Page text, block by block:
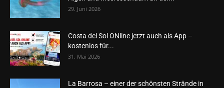
29. Juni 2026
Costa del Sol ONline jetzt auch als App –
kostenlos für...
31. Mai 2026
La Barrosa – einer der schönsten Strände in